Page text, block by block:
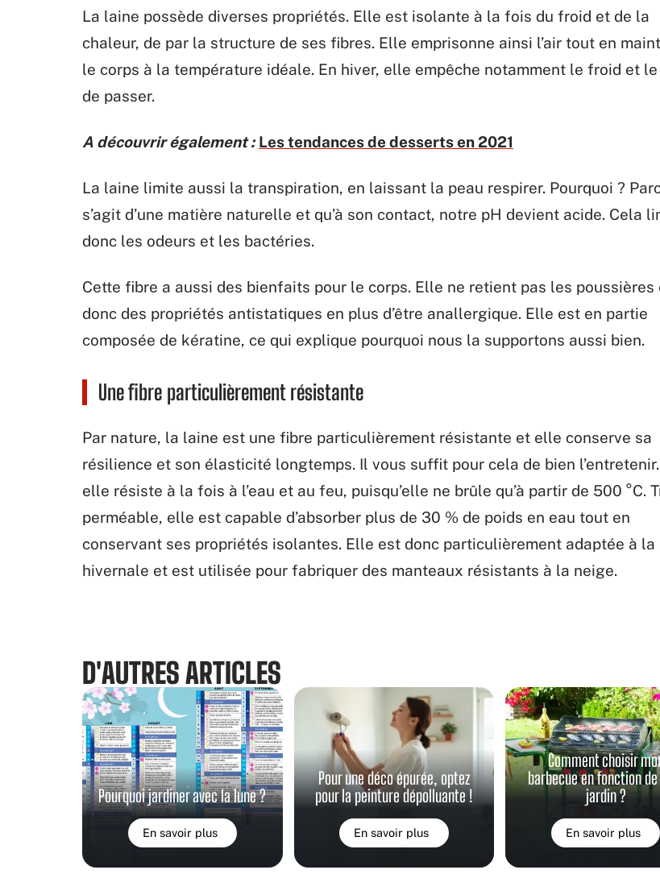
La laine possède diverses propriétés. Elle est isolante à la fois du froid et de la
chaleur, de par la structure de ses fibres. Elle emprisonne ainsi l’air tout en
le corps à la température idéale. En hiver, elle empêche notamment le froid et
de passer.
A découvrir également : Les tendances de desserts en 2021
La laine limite aussi la transpiration, en laissant la peau respirer. Pourquoi ?
s’agit d’une matière naturelle et qu’à son contact, notre pH devient acide. Cela
donc les odeurs et les bactéries.
Cette fibre a aussi des bienfaits pour le corps. Elle ne retient pas les poussières
donc des propriétés antistatiques en plus d’être anallergique. Elle est en partie
composée de kératine, ce qui explique pourquoi nous la supportons aussi bien.
Une fibre particulièrement résistante
Par nature, la laine est une fibre particulièrement résistante et elle conserve sa
résilience et son élasticité longtemps. Il vous suffit pour cela de bien
elle résiste à la fois à l’eau et au feu, puisqu’elle ne brûle qu’à partir de 500 °C.
perméable, elle est capable d’absorber plus de 30 % de poids en eau tout en
conservant ses propriétés isolantes. Elle est donc particulièrement adaptée à la
hivernale et est utilisée pour fabriquer des manteaux résistants à la neige.
D'AUTRES ARTICLES
Pourquoi jardiner avec la lune ?
En savoir plus
Pour une déco épurée, optez
pour la peinture dépolluante !
En savoir plus
Comment choisir
barbecue en fonction
jardin ?
En savoir plus